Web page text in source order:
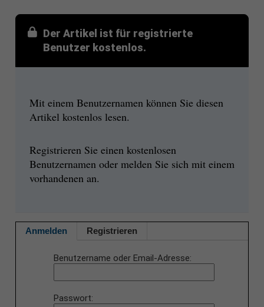
Der Artikel ist für registrierte
Benutzer kostenlos.
Mit einem Benutzernamen können Sie diesen
Artikel kostenlos lesen.
Registrieren Sie einen kostenlosen
Benutzernamen oder melden Sie sich mit einem
vorhandenen an.
Anmelden Registrieren
Benutzername oder Email-Adresse
Passwort